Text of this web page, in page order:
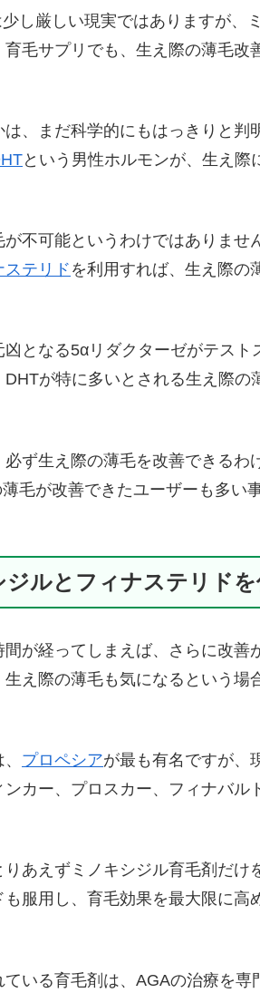
し厳しい現実ではありますが、
毛サプリでも、生え際の薄毛改
、まだ科学的にもはっきりと判
という男性ホルモンが、生え際
不可能というわけではありませ
ステリド を利用すれば、生え際の
となる5αリダクターゼがテスト
が特に多いとされる生え際の
ず生え際の薄毛を改善できるわ
毛が改善できたユーザーも多い
ルとフィナステリドを
が経ってしまえば、さらに改善
え際の薄毛も気になるという場
プロペシアが最も有名ですが、
カー、プロスカー、フィナバル
あえずミノキシジル育毛剤だけ
服用し、育毛効果を最大限に高
いる育毛剤は、AGAの治療を専